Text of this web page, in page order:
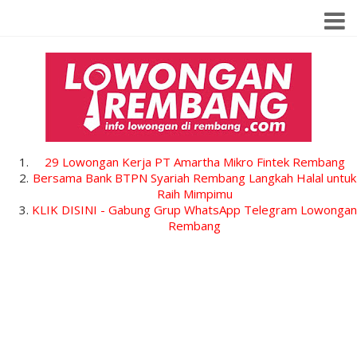
29 Lowongan Kerja PT Amartha Mikro Fintek Rembang
Bersama Bank BTPN Syariah Rembang Langkah Halal untuk
Raih Mimpimu
KLIK DISINI - Gabung Grup WhatsApp Telegram Lowongan
Rembang